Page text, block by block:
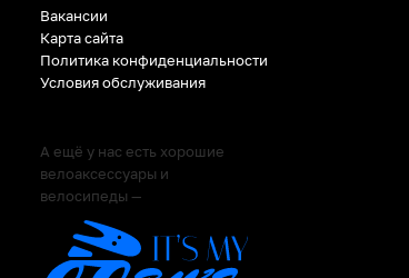
Вакансии
Карта сайта
Политика конфиденциальности
Условия обслуживания
А ещё у нас есть хорошие
велоаксессуары и
велосипеды —